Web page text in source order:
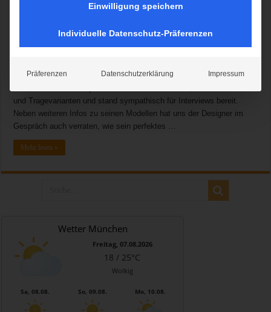
„Geschickt eingefädelt“), sondern vor allem wegen seines Feingefühls
präsentierte der Modedesigner im Münchner „HEART“ seine neue und
vierte Kollektion „Guido Maria Kretschmer by Heine“, die speziell für
einer exklusiven Modenschau zeigte der Designer ausgewählte
und Tragevarianten und stand sympathisch für Interviews bereit.
Neben weiteren Infos zu seinen Modellen hat uns der Designer im
Gespräch auch verraten, wie sein perfektes …
Mehr lesen »
Wetter München
Freitag, 07.08.2026
18 / 25°C
Wolkig
Sa, 08.08. So, 09.08. Mo, 10.08.
Einwilligung speichern
Individuelle Datenschutz-Präferenzen
Präferenzen Datenschutzerklärung Impressum